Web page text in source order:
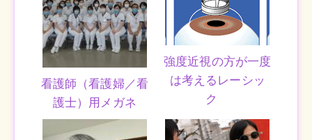
看護師（看護婦／看
護士）用メガネ
強度近視の方が一度
は考えるレーシッ
ク